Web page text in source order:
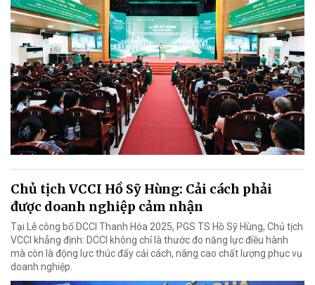
Chủ tịch VCCI Hồ Sỹ Hùng: Cải cách phải
được doanh nghiệp cảm nhận
Tại Lễ công bố DCCI Thanh Hóa 2025, PGS TS Hồ Sỹ Hùng, Chủ tịch
VCCI khẳng định: DCCI không chỉ là thước đo năng lực điều hành
mà còn là động lực thúc đẩy cải cách, nâng cao chất lượng phục vụ
doanh nghiệp.